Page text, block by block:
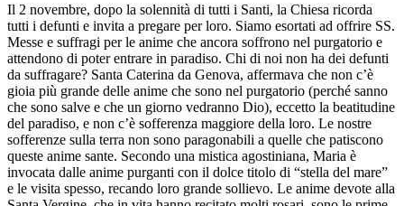
Il 2 novembre, dopo la solennità di tutti i Santi, la Chiesa ricorda
tutti i defunti e invita a pregare per loro. Siamo esortati ad offrire SS.
Messe e suffragi per le anime che ancora soffrono nel purgatorio e
attendono di poter entrare in paradiso. Chi di noi non ha dei defunti
da suffragare? Santa Caterina da Genova, affermava che non c’è
gioia più grande delle anime che sono nel purgatorio (perché sanno
che sono salve e che un giorno vedranno Dio), eccetto la beatitudine
del paradiso, e non c’è sofferenza maggiore della loro. Le nostre
sofferenze sulla terra non sono paragonabili a quelle che patiscono
queste anime sante. Secondo una mistica agostiniana, Maria è
invocata dalle anime purganti con il dolce titolo di “stella del mare”
e le visita spesso, recando loro grande sollievo. Le anime devote alla